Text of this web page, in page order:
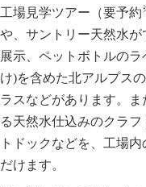
工場見学ツアー（要予約
や、サントリー天然水
展示、ペットボトルの
け)を含めた北アルプス
ラスなどがあります。
る天然水仕込みのクラ
トドックなどを、工場
だけます。